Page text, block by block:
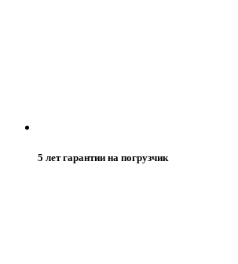
5 лет гарантии на погрузчик